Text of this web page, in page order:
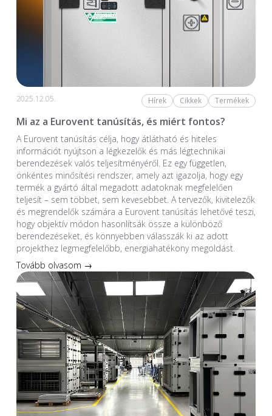
2025.12.05. Hírek Cikkek Termékek
Mi az a Eurovent tanúsítás, és miért fontos?
A Eurovent tanúsítás célja, hogy átlátható és hiteles
információt nyújtson a légkezelők és más légtechnikai
berendezések valós teljesítményéről. Ez egy független,
önkéntes minősítési rendszer, amely azt igazolja, hogy egy
termék a gyártó által megadott adatoknak megfelelően
teljesít – sem többet, sem kevesebbet. A tervezők, kivitelezők
és megrendelők számára a Eurovent tanúsítás lehetővé teszi,
hogy objektív módon hasonlítsák össze a különböző
berendezéseket, és könnyebben válasszák ki az adott
projekthez legmegfelelőbb, energiahatékony megoldást.
Tovább olvasom →